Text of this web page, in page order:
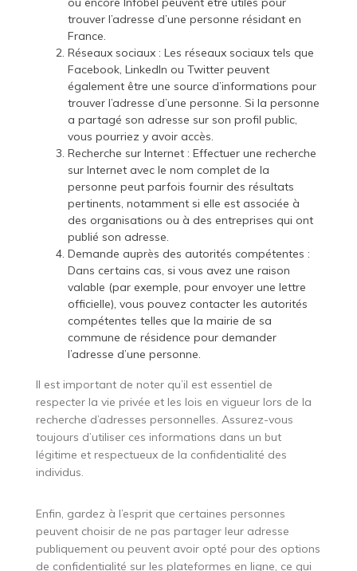
trouver l’adresse d’une personne résidant en
France.
Réseaux sociaux : Les réseaux sociaux tels que
Facebook, LinkedIn ou Twitter peuvent
également être une source d’informations pour
trouver l’adresse d’une personne. Si la personne
a partagé son adresse sur son profil public,
vous pourriez y avoir accès.
Recherche sur Internet : Effectuer une recherche
sur Internet avec le nom complet de la
personne peut parfois fournir des résultats
pertinents, notamment si elle est associée à
des organisations ou à des entreprises qui ont
publié son adresse.
Demande auprès des autorités compétentes :
Dans certains cas, si vous avez une raison
valable (par exemple, pour envoyer une lettre
officielle), vous pouvez contacter les autorités
compétentes telles que la mairie de sa
commune de résidence pour demander
l’adresse d’une personne.
Il est important de noter qu’il est essentiel de
respecter la vie privée et les lois en vigueur lors de la
recherche d’adresses personnelles. Assurez-vous
toujours d’utiliser ces informations dans un but
légitime et respectueux de la confidentialité des
individus.
Enfin, gardez à l’esprit que certaines personnes
peuvent choisir de ne pas partager leur adresse
publiquement ou peuvent avoir opté pour des options
de confidentialité sur les plateformes en ligne, ce qui